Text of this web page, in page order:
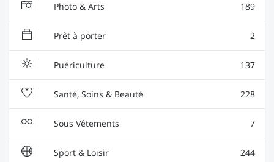
Photo & Arts 189
Prêt à porter 2
Puériculture 137
Santé, Soins & Beauté 228
Sous Vêtements 7
Sport & Loisir 244